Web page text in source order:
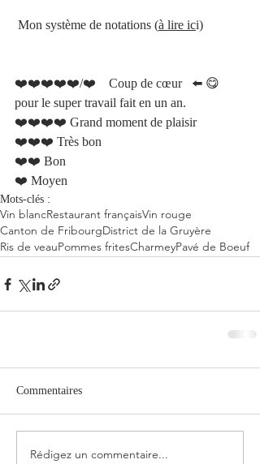
Mon système de notations (à lire ici)
❤️❤️❤️❤️❤️/❤️    Coup de cœur   ⬅️ 😋
pour le super travail fait en un an.
❤️❤️❤️❤️ Grand moment de plaisir
❤️❤️ Bon
❤️ Moyen
Mots-clés :
Vin blancRestaurant françaisVin rouge
Canton de FribourgDistrict de la Gruyère
Ris de veauPommes fritesCharmeyPavé de Boeuf
Commentaires
Rédigez un commentaire...